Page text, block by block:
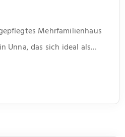
Mehrfamilienhaus
Unna, das sich ideal als